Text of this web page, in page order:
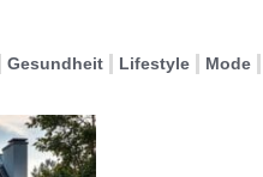
Gesundheit Lifestyle Mode